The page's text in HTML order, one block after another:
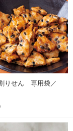
りせん 専用袋／